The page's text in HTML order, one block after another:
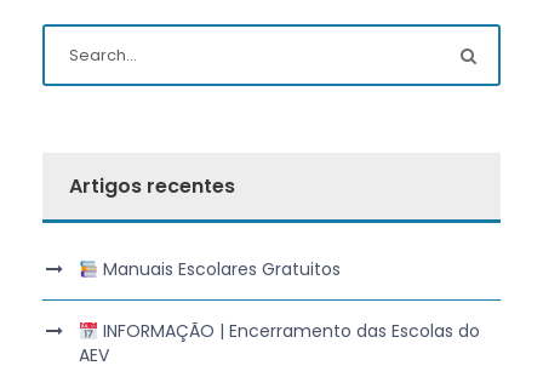
Artigos recentes
Manuais Escolares Gratuitos
INFORMAÇÃO | Encerramento das Escolas do
AEV